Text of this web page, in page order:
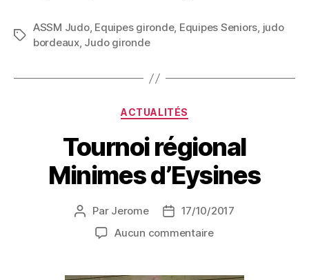
ASSM Judo, Equipes gironde, Equipes Seniors, judo
bordeaux, Judo gironde
ACTUALITÉS
Tournoi régional
Minimes d’Eysines
Par Jerome
17/10/2017
Aucun commentaire